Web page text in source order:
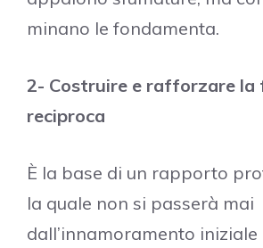
minano le fondamenta.
2- Costruire e rafforzare la
reciproca
È la base di un rapporto
la quale non si passerà mai
dall’innamoramento